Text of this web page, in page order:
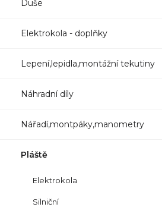
Duše
Elektrokola - doplňky
Lepení,lepidla,montážní tekutiny
Náhradní díly
Nářadí,montpáky,manometry
Pláště
Elektrokola
Silniční